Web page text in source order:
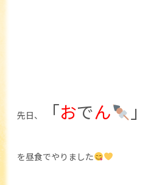
先日、 「おでん 」
を昼食でやりました